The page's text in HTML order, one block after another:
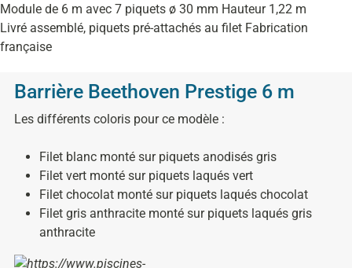
Module de 6 m avec 7 piquets ø 30 mm Hauteur 1,22 m
Livré assemblé, piquets pré-attachés au filet Fabrication
française
Barrière Beethoven Prestige 6 m
Les différents coloris pour ce modèle :
Filet blanc monté sur piquets anodisés gris
Filet vert monté sur piquets laqués vert
Filet chocolat monté sur piquets laqués chocolat
Filet gris anthracite monté sur piquets laqués gris
anthracite